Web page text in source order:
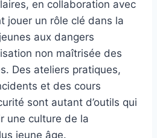
en collaboration avec
jouer un rôle clé dans la
aux dangers
non maîtrisée des
Des ateliers pratiques,
et des cours
sont autant d’outils qui
une culture de la
jeune âge.